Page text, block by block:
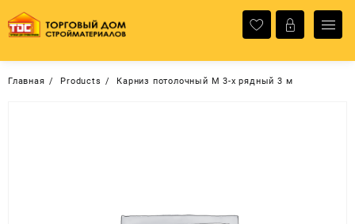
содержимому
Главная Products Карниз потолочный М 3-х рядный 3 м